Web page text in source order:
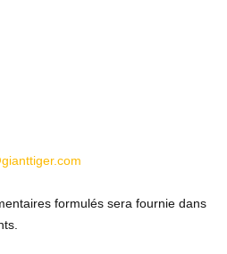
formulés sera fournie dans